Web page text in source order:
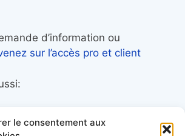
le consentement aux
d’information ou
sur l’accès pro et client